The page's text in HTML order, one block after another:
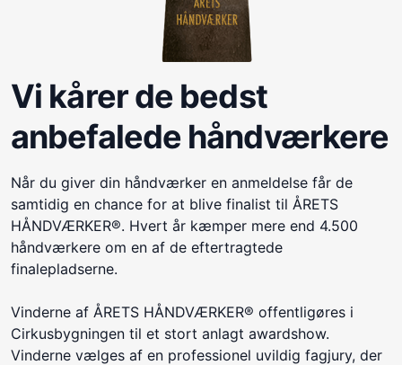
Vi kårer de bedst
anbefalede håndværkere
Når du giver din håndværker en anmeldelse får de
samtidig en chance for at blive finalist til ÅRETS
HÅNDVÆRKER®. Hvert år kæmper mere end 4.500
håndværkere om en af de eftertragtede
finalepladserne.
Vinderne af ÅRETS HÅNDVÆRKER® offentligøres i
Cirkusbygningen til et stort anlagt awardshow.
Vinderne vælges af en professionel uvildig fagjury, der